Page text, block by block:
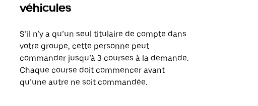
véhicules
S’il n’y a qu’un seul titulaire de compte dans
votre groupe, cette personne peut
commander jusqu’à 3 courses à la demande.
Chaque course doit commencer avant
qu’une autre ne soit commandée.